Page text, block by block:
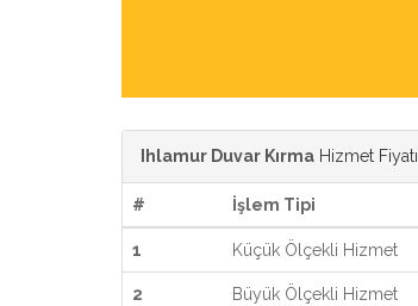
Ihlamur Duvar Kırma Hizmet Fiyatı
# İşlem Tipi
1 Küçük Ölçekli Hizmet
2 Büyük Ölçekli Hizmet